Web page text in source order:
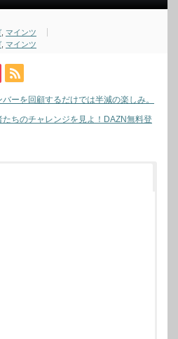
マインツ
マインツ
ーを回顧するだけでは半減の楽しみ。
ちのチャレンジを見よ！DAZN無料登